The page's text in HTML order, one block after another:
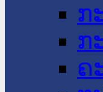
ກ
ກ
ຄ